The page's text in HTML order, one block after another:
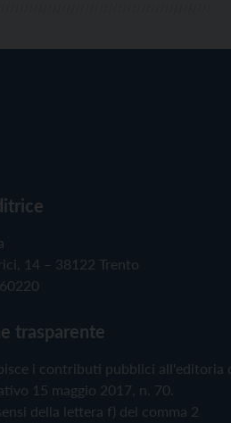
14 – 38122 Trento
trasparente
i contributi pubblici all'editoria
15 maggio 2017, n. 70.
della lettera f) del comma 2